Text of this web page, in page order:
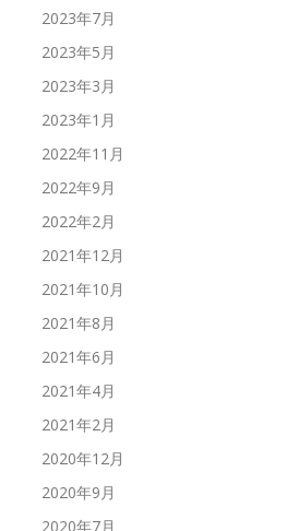
2023年7月
2023年5月
2023年3月
2023年1月
2022年11月
2022年9月
2022年2月
2021年12月
2021年10月
2021年8月
2021年6月
2021年4月
2021年2月
2020年12月
2020年9月
2020年7月